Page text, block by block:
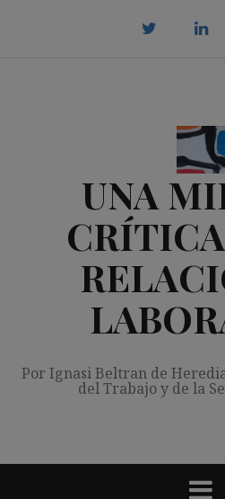
UNA
Por Ignasi Beltran de
del Trabajo y de la